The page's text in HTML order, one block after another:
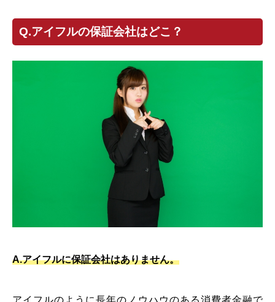
Q.アイフルの保証会社はどこ？
A.アイフルに保証会社はありません。